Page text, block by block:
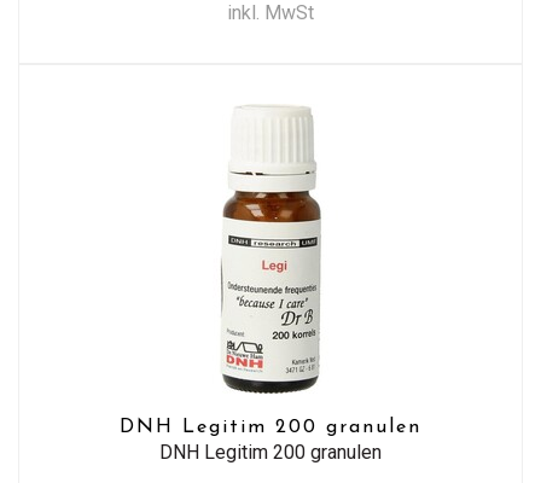
inkl. MwSt
DNH Legitim 200 granulen
DNH Legitim 200 granulen